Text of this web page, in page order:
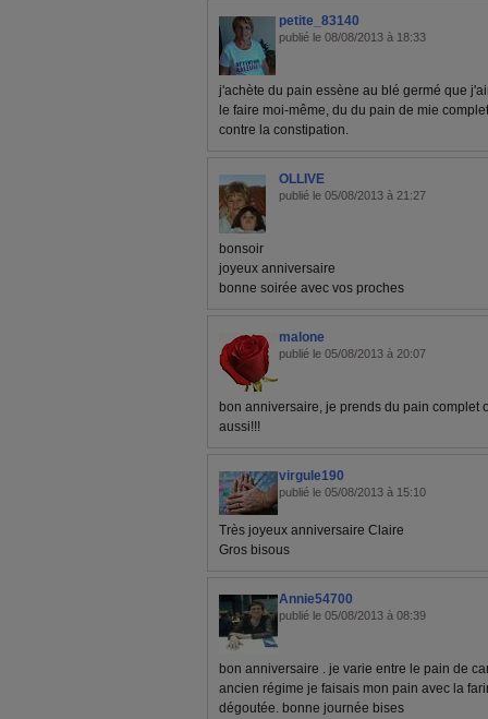
petite_83140
publié le 08/08/2013 à 18:33
j'achète du pain essène au blé germé que
le faire moi-même, du du pain de mie
contre la constipation.
OLLIVE
publié le 05/08/2013 à 21:27
bonsoir
joyeux anniversaire
bonne soirée avec vos proches
malone
publié le 05/08/2013 à 20:07
bon anniversaire, je prends du pain complet
aussi!!!
virgule190
publié le 05/08/2013 à 15:10
Très joyeux anniversaire Claire
Gros bisous
Annie54700
publié le 05/08/2013 à 08:39
bon anniversaire . je varie entre le pain de
ancien régime je faisais mon pain avec la
dégoutée. bonne journée bises